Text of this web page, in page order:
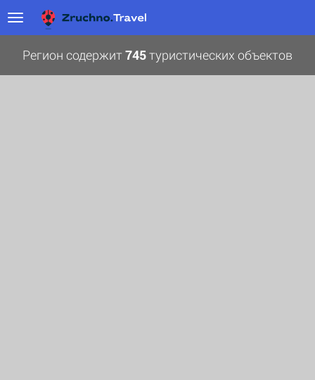
Регион содержит 745туристических объектов